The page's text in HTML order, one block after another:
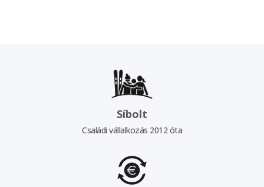
Síbolt
Családi vállalkozás 2012 óta